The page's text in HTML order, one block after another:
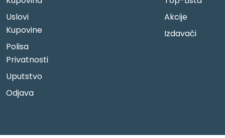
Uslovi
Kupovine
Polisa
Privatnosti
Uputstvo
Odjava
Akcije
Izdavači